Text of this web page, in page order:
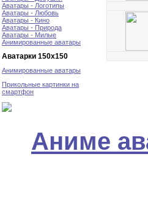
Аватары - Логотипы
Аватары - Любовь
Аватары - Кино
Аватары - Природа
Аватары - Милые
Анимированные аватары
Аватарки 150х150
Анимированные аватары
Прикольные картинки на
смартфон
Аниме